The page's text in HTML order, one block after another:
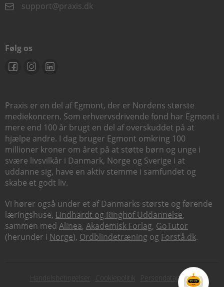
support@praxis.dk
Følg os
Praxis er en del af Egmont, der er Nordens største
mediekoncern. Som erhvervsdrivende fond har Egmont i
mere end 100 år brugt en del af overskuddet på at
hjælpe andre. I dag bruger Egmont omkring 100
millioner kroner om året på at støtte børn og unge i
svære livsvilkår i Danmark, Norge og Sverige i at
uddanne sig, have en aktiv stemme i samfundet og
skabe et godt liv.
Vi hører også under et af Danmarks største og førende
læringshuse, Lindhardt og Ringhof Uddannelse,
sammen med Alinea, Akademisk Forlag, GoTutor
(herunder i Norge), Ordblindetræning og Forstå.dk.
Subfooter
Handelsbetingelser Cookiepolitik Persondatapolitik